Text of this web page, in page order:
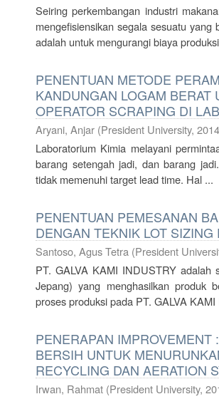
Seiring perkembangan industri
mengefisiensikan segala sesuatu
adalah untuk mengurangi biaya
PENENTUAN METODE
KANDUNGAN LOGAM
OPERATOR SCRAPING DI
Aryani, Anjar (President University, 2014
Laboratorium Kimia melayani
barang setengah jadi, dan barang
tidak memenuhi target lead time. Hal ...
PENENTUAN PEMESANAN
DENGAN TEKNIK LOT
Santoso, Agus Tetra (President
PT. GALVA KAMI INDUSTRY adalah
Jepang) yang menghasilkan produk
proses produksi pada PT. GALVA
PENERAPAN IMPROVEMENT
BERSIH UNTUK
RECYCLING DAN AERATION
Irwan, Rahmat (President University,